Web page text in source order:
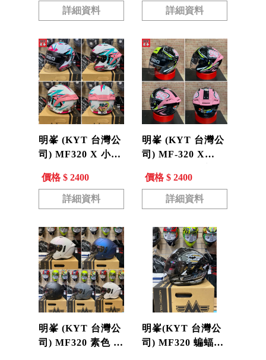
詳細資料 詳細資料
明峯 (KYT 台灣公
司) MF320 X 小綠
選手彩繪 MF-320
價格 $ 2400
詳細資料
明峯 (KYT 台灣公
司) MF-320 X
皓聯名款 #98粉
MF320 現貨
價格 $ 2400
詳細資料
明峯 (KYT 台灣公
司) MF320 素色 安
明峯(KYT 台灣公
司) MF320 蝙蝠俠